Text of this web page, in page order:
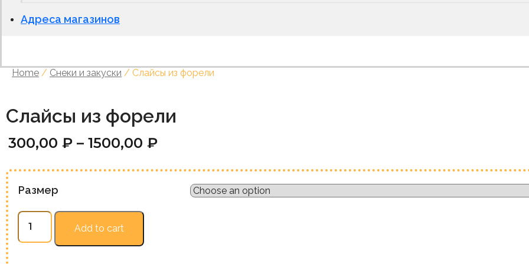
Адреса магазинов
Home / Снеки и закуски / Слайсы из форели
Слайсы из форели
300,00 ₽ – 1500,00 ₽
Размер
Слайсы
форели
Add to cart